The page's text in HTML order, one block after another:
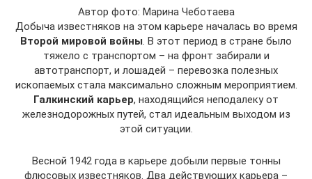
Автор фото: Марина Чеботаева
Добыча известняков на этом карьере началась во время
Второй мировой войны. В этот период в стране было
тяжело с транспортом – на фронт забирали и
автотранспорт, и лошадей – перевозка полезных
ископаемых стала максимально сложным мероприятием.
Галкинский карьер, находящийся неподалеку от
железнодорожных путей, стал идеальным выходом из
этой ситуации.
Весной 1942 года в карьере добыли первые тонны
флюсовых известняков. Два действующих карьера –